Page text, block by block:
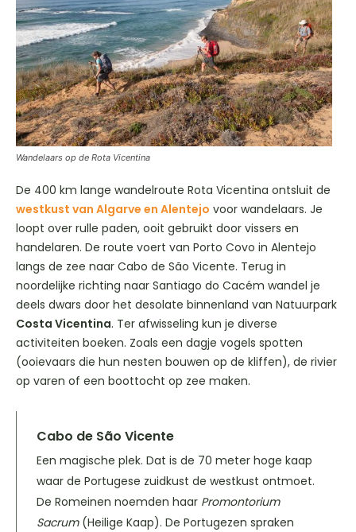
Wandelaars op de Rota Vicentina
De 400 km lange wandelroute Rota Vicentina ontsluit de
westkust van Algarve en Alentejo voor wandelaars. Je
loopt over rulle paden, ooit gebruikt door vissers en
handelaren. De route voert van Porto Covo in Alentejo
langs de zee naar Cabo de São Vicente. Terug in
noordelijke richting naar Santiago do Cacém wandel je
deels dwars door het desolate binnenland van Natuurpark
Costa Vicentina. Ter afwisseling kun je diverse
activiteiten boeken. Zoals een dagje vogels spotten
(ooievaars die hun nesten bouwen op de kliffen), de rivier
op varen of een boottocht op zee maken.
Cabo de São Vicente
Een magische plek. Dat is de 70 meter hoge kaap
waar de Portugese zuidkust de westkust ontmoet.
De Romeinen noemden haar Promontorium
Sacrum(Heilige Kaap). De Portugezen spraken